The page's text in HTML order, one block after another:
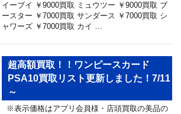
イーブイ ￥9000買取 ミュウツー ￥9000買取 ブ
ースター ￥7000買取 サンダース ￥7000買取 シ
ャワーズ ￥7000買取 カイ …
超高額買取！！ワンピースカード
PSA10買取リスト更新しました！7/11
～
※表示価格はアプリ会員様・店頭買取の美品の